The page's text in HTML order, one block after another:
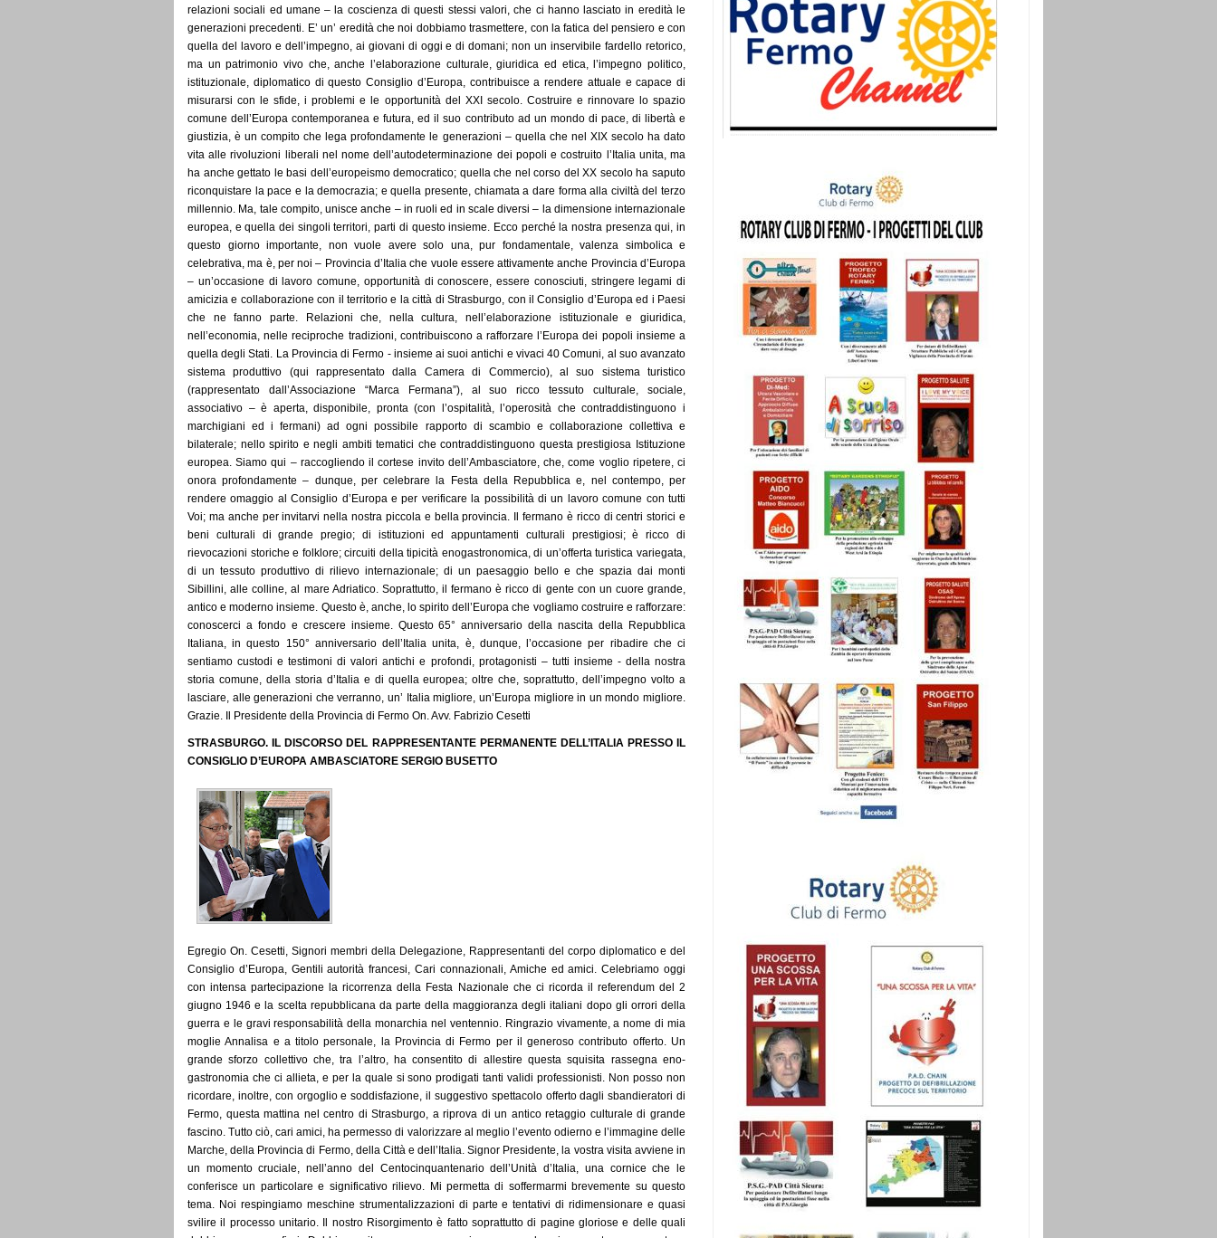
relazioni sociali ed umane – la coscienza di questi stessi valori, che ci hanno lasciato in eredità le
generazioni precedenti. E’ un’ eredità che noi dobbiamo trasmettere, con la fatica del pensiero e con
quella del lavoro e dell’impegno, ai giovani di oggi e di domani; non un inservibile fardello retorico,
ma un patrimonio vivo che, anche l’elaborazione culturale, giuridica ed etica, l’impegno politico,
istituzionale, diplomatico di questo Consiglio d’Europa, contribuisce a rendere attuale e capace di
misurarsi con le sfide, i problemi e le opportunità del XXI secolo. Costruire e rinnovare lo spazio
comune dell’Europa contemporanea e futura, ed il suo contributo ad un mondo di pace, di libertà e
giustizia, è un compito che lega profondamente le generazioni – quella che nel XIX secolo ha dato
vita alle rivoluzioni liberali nel nome dell’autodeterminazione dei popoli e costruito l’Italia unita, ma
ha anche gettato le basi dell’europeismo democratico; quella che nel corso del XX secolo ha saputo
riconquistare la pace e la democrazia; e quella presente, chiamata a dare forma alla civiltà del terzo
millennio. Ma, tale compito, unisce anche – in ruoli ed in scale diversi – la dimensione internazionale
europea, e quella dei singoli territori, parti di questo insieme. Ecco perché la nostra presenza qui, in
questo giorno importante, non vuole avere solo una, pur fondamentale, valenza simbolica e
celebrativa, ma è, per noi – Provincia d’Italia che vuole essere attivamente anche Provincia d’Europa
– un’occasione di lavoro comune, opportunità di conoscere, essere conosciuti, stringere legami di
amicizia e collaborazione con il territorio e la città di Strasburgo, con il Consiglio d’Europa ed i Paesi
che ne fanno parte. Relazioni che, nella cultura, nell’elaborazione istituzionale e giuridica,
nell’economia, nelle reciproche tradizioni, contribuiscono a rafforzare l’Europa dei popoli insieme a
quella degli Stati. La Provincia di Fermo - insieme ai suoi antichi e vivaci 40 Comuni, al suo avanzato
sistema produttivo (qui rappresentato dalla Camera di Commercio), al suo sistema turistico
(rappresentato dall’Associazione “Marca Fermana”), al suo ricco tessuto culturale, sociale,
associativo – è aperta, disponibile, pronta (con l’ospitalità, l’operosità che contraddistinguono i
marchigiani ed i fermani) ad ogni possibile rapporto di scambio e collaborazione collettiva e
bilaterale; nello spirito e negli ambiti tematici che contraddistinguono questa prestigiosa Istituzione
europea. Siamo qui – raccogliendo il cortese invito dell’Ambasciatore, che, come voglio ripetere, ci
onora profondamente – dunque, per celebrare la Festa della Repubblica e, nel contempo, per
rendere omaggio al Consiglio d’Europa e per verificare la possibilità di un lavoro comune con tutti
Voi; ma anche per invitarvi nella nostra piccola e bella provincia. Il fermano è ricco di centri storici e
beni culturali di grande pregio; di istituzioni ed appuntamenti culturali prestigiosi; è ricco di
rievocazioni storiche e folklore; circuiti della tipicità enogastronomica, di un’offerta turistica variegata,
di un tessuto produttivo di rilievo internazionale; di un paesaggio bello e che spazia dai monti
Sibillini, alle colline, al mare Adriatico. Soprattutto, il fermano è ricco di gente con un cuore grande,
antico e moderno insieme. Questo è, anche, lo spirito dell’Europa che vogliamo costruire e rafforzare:
conoscerci a fondo e crescere insieme. Questo 65° anniversario della nascita della Repubblica
Italiana, in questo 150° anniversario dell’Italia unita, è, dunque, l’occasione per ribadire che ci
sentiamo custodi e testimoni di valori antichi e profondi, protagonisti – tutti insieme - della nostra
storia comune, della storia d’Italia e di quella europea; oltre che, soprattutto, dell’impegno volto a
lasciare, alle generazioni che verranno, un’ Italia migliore, un’Europa migliore in un mondo migliore.
Grazie. Il Presidente della Provincia di Fermo On. Avv. Fabrizio Cesetti
STRASBURGO. IL DISCORSO DEL RAPPRESENTANTE PERMANENTE DELL’ITALIA PRESSO IL
CONSIGLIO D’EUROPA AMBASCIATORE SERGIO BUSETTO
Egregio On. Cesetti, Signori membri della Delegazione, Rappresentanti del corpo diplomatico e del
Consiglio d’Europa, Gentili autorità francesi, Cari connazionali, Amiche ed amici. Celebriamo oggi
con intensa partecipazione la ricorrenza della Festa Nazionale che ci ricorda il referendum del 2
giugno 1946 e la scelta repubblicana da parte della maggioranza degli italiani dopo gli orrori della
guerra e le gravi responsabilità della monarchia nel ventennio. Ringrazio vivamente, a nome di mia
moglie Annalisa e a titolo personale, la Provincia di Fermo per il generoso contributo offerto. Un
grande sforzo collettivo che, tra l’altro, ha consentito di allestire questa squisita rassegna eno-
gastronomia che ci allieta, e per la quale si sono prodigati tanti validi professionisti. Non posso non
ricordare, inoltre, con orgoglio e soddisfazione, il suggestivo spettacolo offerto dagli sbandieratori di
Fermo, questa mattina nel centro di Strasburgo, a riprova di un antico retaggio culturale di grande
fascino. Tutto ciò, cari amici, ha permesso di valorizzare al meglio l’evento odierno e l’immagine delle
Marche, della Provincia di Fermo, della Città e dell’Italia. Signor Presidente, la vostra visita avviene in
un momento cruciale, nell’anno del Centocinquantenario dell’Unità d’Italia, una cornice che le
conferisce un particolare e significativo rilievo. Mi permetta di soffermarmi brevemente su questo
tema. Noi respingiamo meschine strumentalizzazioni di parte e tentativi di ridimensionare e quasi
svilire il processo unitario. Il nostro Risorgimento è fatto soprattutto di pagine gloriose e delle quali